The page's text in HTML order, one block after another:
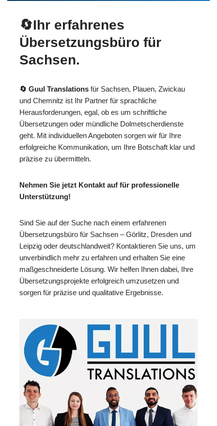
🔄Ihr erfahrenes
Übersetzungsbüro für
Sachsen.
🔄 Guul Translations für Sachsen, Plauen, Zwickau
und Chemnitz ist Ihr Partner für sprachliche
Herausforderungen, egal, ob es um schriftliche
Übersetzungen oder mündliche Dolmetscherdienste
geht. Mit individuellen Angeboten sorgen wir für Ihre
erfolgreiche Kommunikation, um Ihre Botschaft klar und
präzise zu übermitteln.
Nehmen Sie jetzt Kontakt auf für professionelle
Unterstützung!
Sind Sie auf der Suche nach einem erfahrenen
Übersetzungsbüro für Sachsen – Görlitz, Dresden und
Leipzig oder deutschlandweit? Kontaktieren Sie uns, um
unverbindlich mehr zu erfahren und erhalten Sie eine
maßgeschneiderte Lösung. Wir helfen Ihnen dabei, Ihre
Übersetzungsprojekte erfolgreich umzusetzen und
sorgen für präzise und qualitative Ergebnisse.